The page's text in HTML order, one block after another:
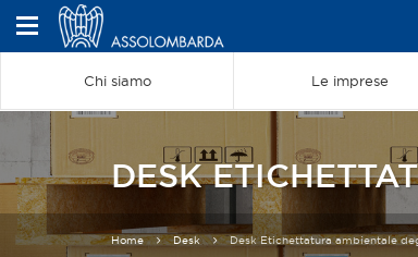
Chi siamo Le imprese
DESK
Home Desk Desk Etichettatura ambientale